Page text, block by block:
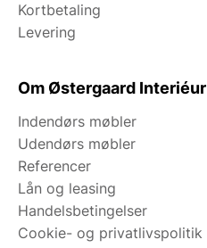
Kortbetaling
Levering
Om Østergaard Interiéur
Indendørs møbler
Udendørs møbler
Referencer
Lån og leasing
Handelsbetingelser
Cookie- og privatlivspolitik